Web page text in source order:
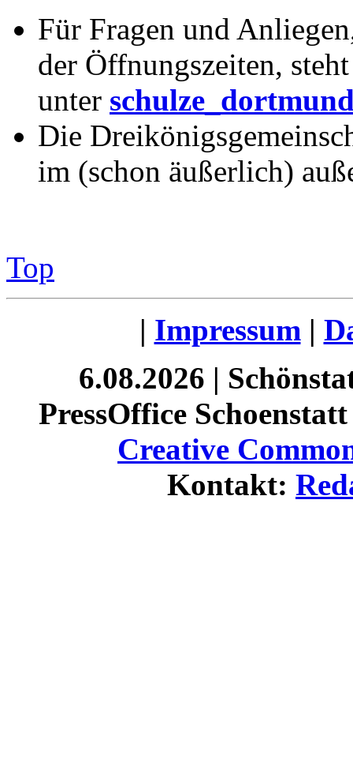
Für Fragen und
der Öffnungszeiten,
unter
Die
im (schon äußerlich)
Top
| Impressum|
6.08.2026 |
PressOffice
Creative
Kontakt: